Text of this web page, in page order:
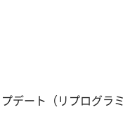
デート（リプログラミ